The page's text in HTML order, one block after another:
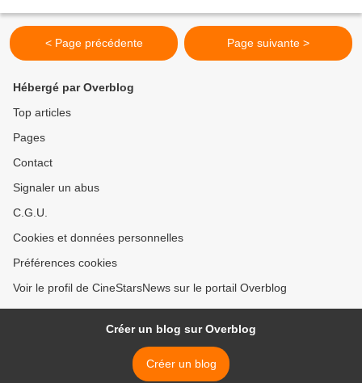
< Page précédente Page suivante >
Hébergé par Overblog
Top articles
Pages
Contact
Signaler un abus
C.G.U.
Cookies et données personnelles
Préférences cookies
Voir le profil de CineStarsNews sur le portail Overblog
Créer un blog sur Overblog
Créer un blog